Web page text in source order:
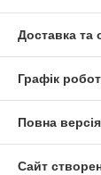
Доставка та
Графік
Повна
Сайт